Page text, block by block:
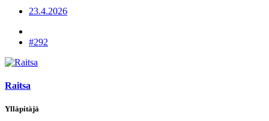
23.4.2026
#292
Raitsa
Ylläpitäjä